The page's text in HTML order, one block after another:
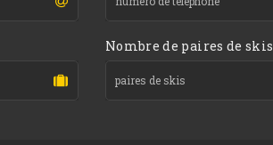
Nombre de paires de skis